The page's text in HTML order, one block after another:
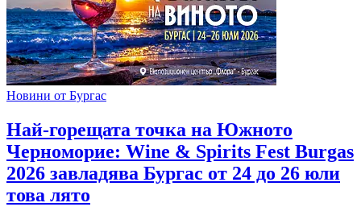
Новини от Бургас
Най-горещата точка на Южното
Черноморие: Wine & Spirits Fest Burgas
2026 завладява Бургас от 24 до 26 юли
това лято